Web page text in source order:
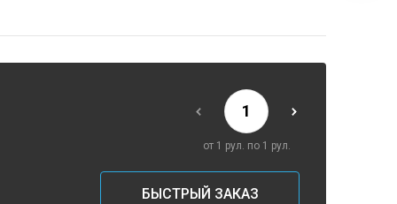
от 1 рул. по 1 рул.
БЫСТРЫЙ ЗАКАЗ